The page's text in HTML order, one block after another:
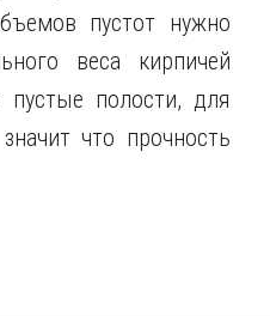
пустот нужно
веса кирпичей
пустые полости, для
что прочность